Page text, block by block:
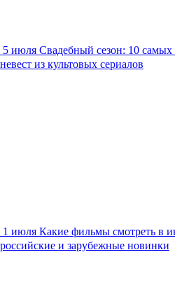
5 июля Свадебный сезон: 10 самых
невест из культовых сериалов
1 июля Какие фильмы смотреть в
российские и зарубежные новинки